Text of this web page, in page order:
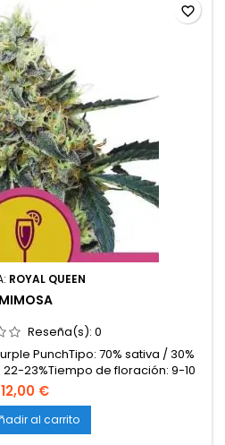
ROYAL QUEEN
MIMOSA
Reseña(s): 0
PunchTipo: 70% sativa / 30%
23%Tiempo de floración: 9-10
500-550 g/m²Producción en
80-130 cm en interior;
y sabores: Cítricos (naranja,
y afrutados con fondo...
12,00 €
al carrito
favorite_border